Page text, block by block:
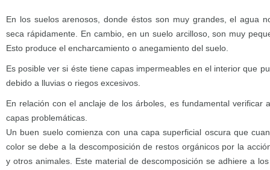
En los suelos arenosos, donde éstos son muy grandes, el agua
seca rápidamente. En cambio, en un suelo arcilloso, son muy
Esto produce el encharcamiento o anegamiento del suelo.
Es posible ver si éste tiene capas impermeables en el interior que
debido a lluvias o riegos excesivos.
En relación con el anclaje de los árboles, es fundamental verificar
capas problemáticas.
Un buen suelo comienza con una capa superficial oscura que
color se debe a la descomposición de restos orgánicos por la
y otros animales. Este material de descomposición se adhiere a